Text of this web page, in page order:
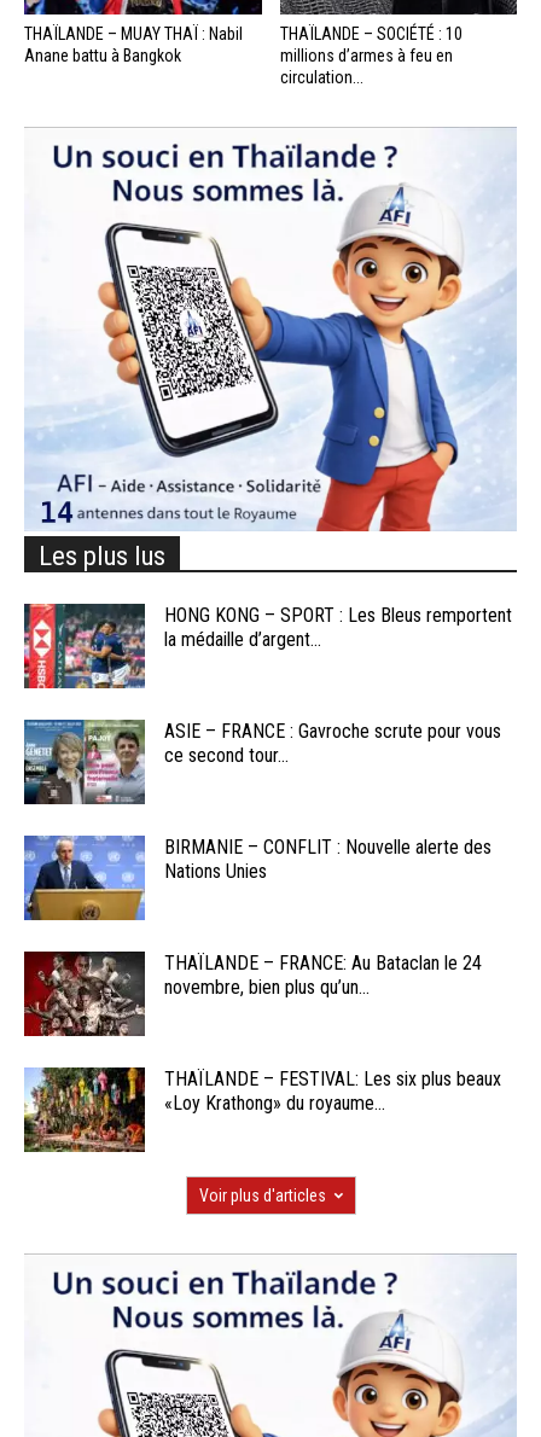
THAÏLANDE – MUAY THAÏ : Nabil
Anane battu à Bangkok
THAÏLANDE – SOCIÉTÉ : 10
millions d’armes à feu en
circulation...
Les plus lus
HONG KONG – SPORT : Les Bleus remportent
la médaille d’argent...
ASIE – FRANCE : Gavroche scrute pour vous
ce second tour...
BIRMANIE – CONFLIT : Nouvelle alerte des
Nations Unies
THAÏLANDE – FRANCE: Au Bataclan le 24
novembre, bien plus qu’un...
THAÏLANDE – FESTIVAL: Les six plus beaux
«Loy Krathong» du royaume...
Voir plus d'articles